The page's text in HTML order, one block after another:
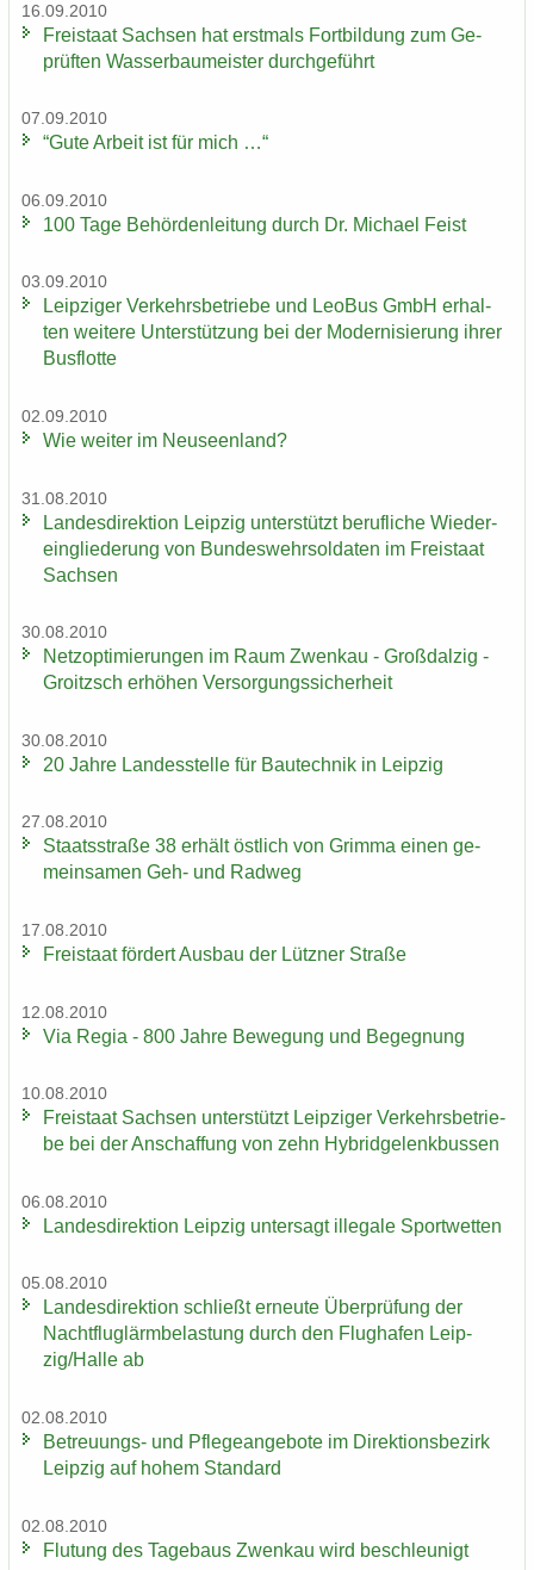
16.09.2010
Frei­staat Sach­sen hat erst­mals Fort­bil­dung zum Ge­
prüf­ten Was­ser­bau­meis­ter durch­ge­führt
07.09.2010
“Gute Ar­beit ist für mich …“
06.09.2010
100 Tage Be­hör­den­lei­tung durch Dr. Mi­cha­el Feist
03.09.2010
Leip­zi­ger Ver­kehrs­be­trie­be und LeoBus GmbH er­hal­
ten wei­te­re Un­ter­stüt­zung bei der Mo­der­ni­sie­rung ihrer
Bus­flot­te
02.09.2010
Wie wei­ter im Neu­seen­land?
31.08.2010
Lan­des­di­rek­ti­on Leip­zig un­ter­stützt be­ruf­li­che Wie­der­
ein­glie­de­rung von Bun­des­wehr­sol­da­ten im Frei­staat
Sach­sen
30.08.2010
Netz­op­ti­mie­run­gen im Raum Zwenkau - Groß­dal­zig -
Groitzsch er­hö­hen Ver­sor­gungs­si­cher­heit
30.08.2010
20 Jahre Lan­des­stel­le für Bau­tech­nik in Leip­zig
27.08.2010
Staats­stra­ße 38 er­hält öst­lich von Grim­ma einen ge­
mein­sa­men Geh- und Rad­weg
17.08.2010
Frei­staat för­dert Aus­bau der Lütz­ner Stra­ße
12.08.2010
Via Regia - 800 Jahre Be­we­gung und Be­geg­nung
10.08.2010
Frei­staat Sach­sen un­ter­stützt Leip­zi­ger Ver­kehrs­be­trie­
be bei der An­schaf­fung von zehn Hy­brid­ge­lenk­bus­sen
06.08.2010
Lan­des­di­rek­ti­on Leip­zig un­ter­sagt il­le­ga­le Sport­wet­ten
05.08.2010
Lan­des­di­rek­ti­on schließt er­neu­te Über­prü­fung der
Nacht­flug­lärm­be­las­tung durch den Flug­ha­fen Leip­
zig/Halle ab
02.08.2010
Betreuungs-​ und Pfle­ge­an­ge­bo­te im Di­rek­ti­ons­be­zirk
Leip­zig auf hohem Stan­dard
02.08.2010
Flu­tung des Ta­ge­baus Zwenkau wird be­schleu­nigt